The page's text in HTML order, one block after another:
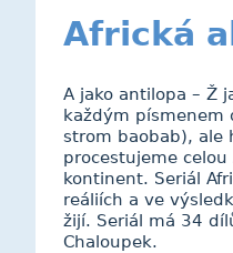
Africká
A jako antilopa – Ž
každým písmenem
strom baobab), ale
procestujeme
kontinent. Seriál
reáliích a ve
žijí. Seriál má 34
Chaloupek.